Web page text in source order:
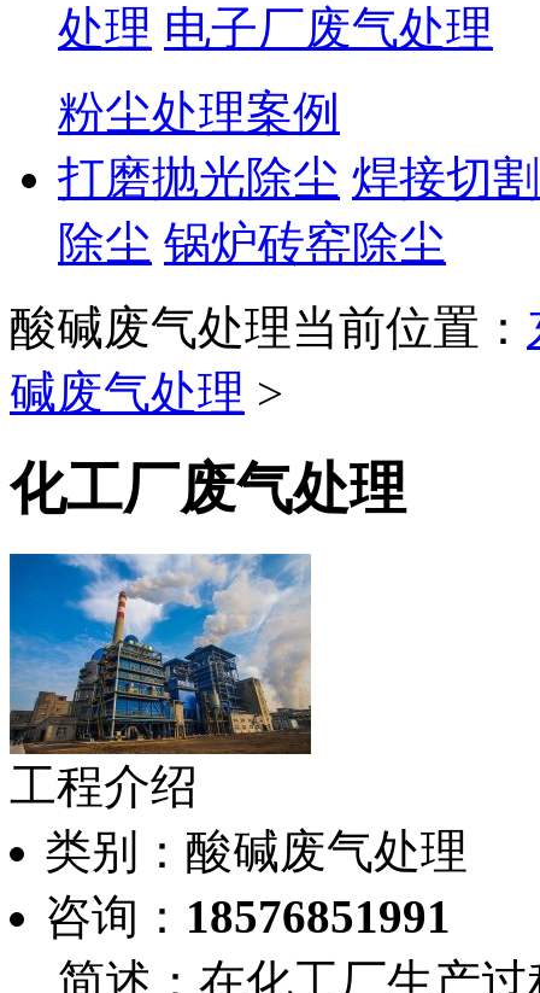
处理 电子厂废气处理
粉尘处理案例
打磨抛光除尘 焊接切
除尘 锅炉砖窑除尘
酸碱废气处理当前位置：
碱废气处理 >
化工厂废气处理
工程介绍
类别：酸碱废气处理
咨询： 18576851991
简述：在化工厂生产